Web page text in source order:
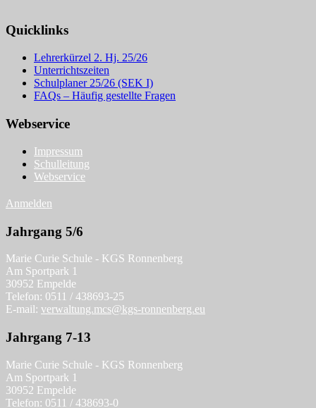
Quicklinks
Lehrerkürzel 2. Hj. 25/26
Unterrichtszeiten
Schulplaner 25/26 (SEK I)
FAQs – Häufig gestellte Fragen
Webservice
Impressum
Schulleitung
Webservice
Anmelden
Jahrgang 5/6
Marie Curie Schule - KGS Ronnenberg
Am Sportpark 1
30952 Empelde
Telefon: 0511 / 438693-25
E-mail: verwaltung.mcs@kgs-ronnenberg.eu
Jahrgang 7-13
Marie Curie Schule - KGS Ronnenberg
Am Sportpark 1
30952 Empelde
Telefon: 0511 / 438693-0